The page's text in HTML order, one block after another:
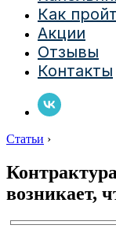
Как
Акции
Отзывы
Контакты
Статьи ›
возникает,